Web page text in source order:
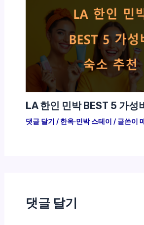
LA 한인 민박 BEST 5 가성
댓글 달기 / 한옥·민박 스테이 / 글쓴이
댓글 달기